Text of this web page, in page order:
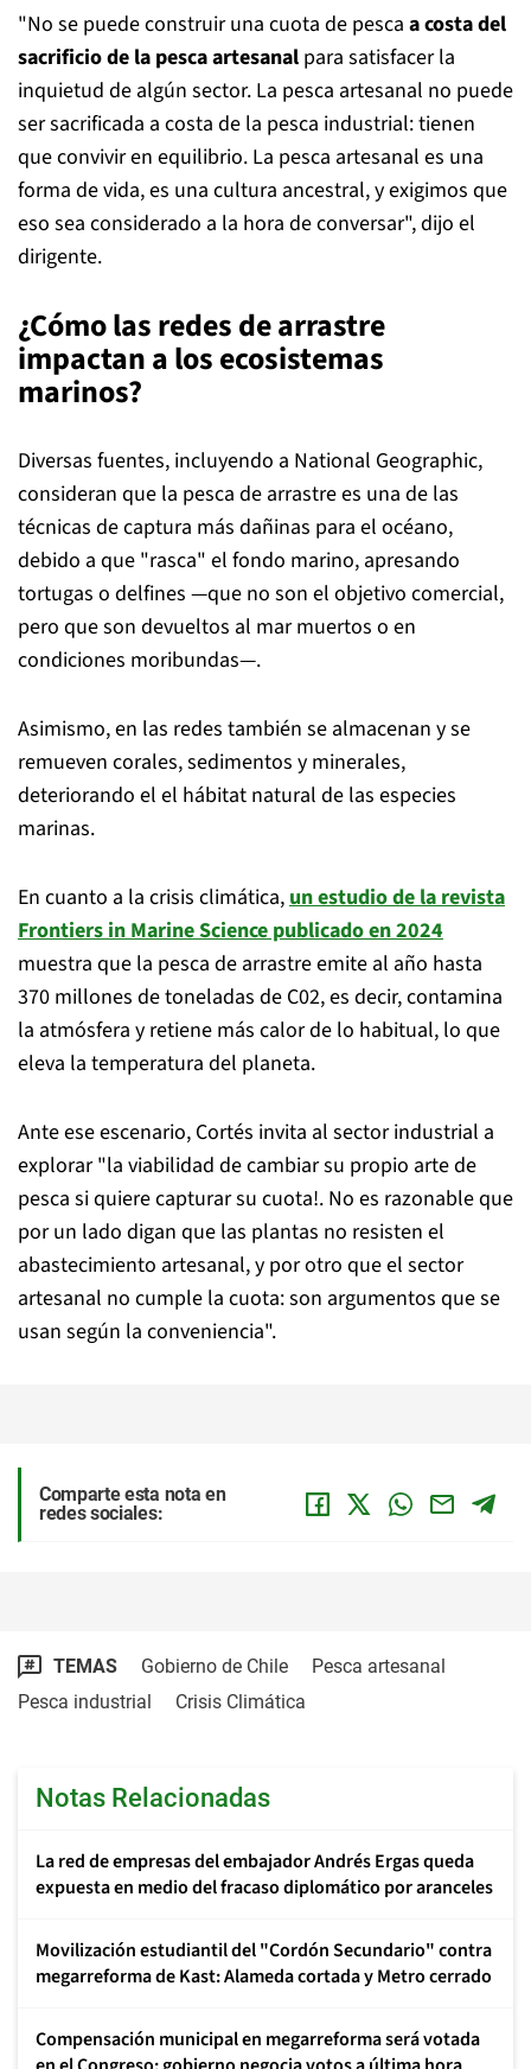
"No se puede construir una cuota de pesca a costa del
sacrificio de la pesca artesanal para satisfacer la
inquietud de algún sector. La pesca artesanal no puede
ser sacrificada a costa de la pesca industrial: tienen
que convivir en equilibrio. La pesca artesanal es una
forma de vida, es una cultura ancestral, y exigimos que
eso sea considerado a la hora de conversar", dijo el
dirigente.
¿Cómo las redes de arrastre
impactan a los ecosistemas
marinos?
Diversas fuentes, incluyendo a National Geographic,
consideran que la pesca de arrastre es una de las
técnicas de captura más dañinas para el océano,
debido a que "rasca" el fondo marino, apresando
tortugas o delfines —que no son el objetivo comercial,
pero que son devueltos al mar muertos o en
condiciones moribundas—.
Asimismo, en las redes también se almacenan y se
remueven corales, sedimentos y minerales,
deteriorando el el hábitat natural de las especies
marinas.
En cuanto a la crisis climática,un estudio de la revista
Frontiers in Marine Science publicado en 2024
muestra que la pesca de arrastre emite al año hasta
370 millones de toneladas de C02, es decir, contamina
la atmósfera y retiene más calor de lo habitual, lo que
eleva la temperatura del planeta.
Ante ese escenario, Cortés invita al sector industrial a
explorar "la viabilidad de cambiar su propio arte de
pesca si quiere capturar su cuota!. No es razonable que
por un lado digan que las plantas no resisten el
abastecimiento artesanal, y por otro que el sector
artesanal no cumple la cuota: son argumentos que se
usan según la conveniencia".
Comparte esta nota en
redes sociales:
TEMAS Gobierno de Chile
Pesca artesanal
Pesca industrial
Crisis Climática
Notas Relacionadas
La red de empresas del embajador Andrés Ergas queda
expuesta en medio del fracaso diplomático por aranceles
Movilización estudiantil del "Cordón Secundario" contra
megarreforma de Kast: Alameda cortada y Metro cerrado
Compensación municipal en megarreforma será votada